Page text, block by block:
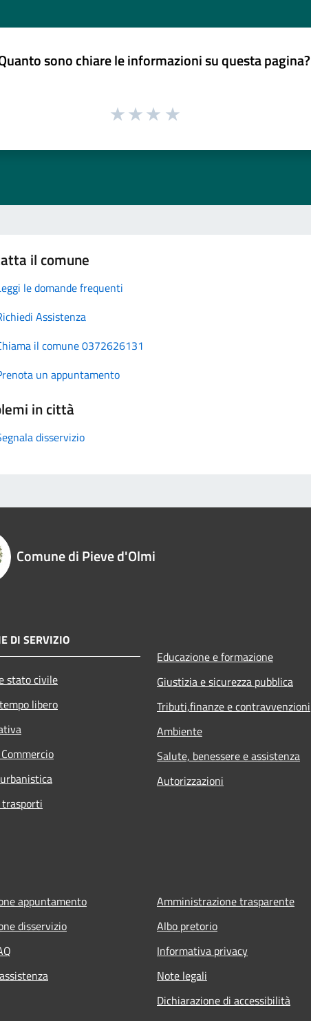
sono chiare le informazioni su questa pagina?
il comune
le domande frequenti
Assistenza
il comune 0372626131
un appuntamento
in città
disservizio
Comune di Pieve d'Olmi
DI SERVIZIO
stato civile
libero
Educazione e formazione
Giustizia e sicurezza pubblica
Tributi,finanze e contravvenzioni
Ambiente
Salute, benessere e assistenza
Autorizzazioni
appuntamento
disservizio
Amministrazione trasparente
Albo pretorio
Informativa privacy
Note legali
Dichiarazione di accessibilità